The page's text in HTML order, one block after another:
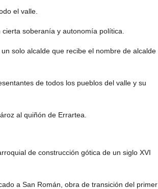
el valle.
soberanía y autonomía política.
solo alcalde que recibe el nombre de alcalde
de todos los pueblos del valle y su
al quiñón de Errartea.
de construcción gótica de un siglo XVI
a San Román, obra de transición del primer